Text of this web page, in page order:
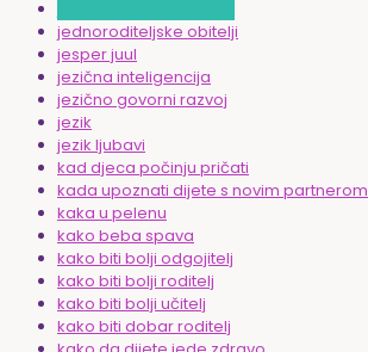
jednoroditeljske obitelji
jesper juul
jezična inteligencija
jezično govorni razvoj
jezik
jezik ljubavi
kad djeca počinju pričati
kada upoznati dijete s novim partnerom
kaka u pelenu
kako beba spava
kako biti bolji odgojitelj
kako biti bolji roditelj
kako biti bolji učitelj
kako biti dobar roditelj